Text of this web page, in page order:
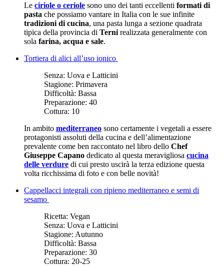
Le ciriole o ceriole sono uno dei tanti eccellenti formati di
pasta che possiamo vantare in Italia con le sue infinite
tradizioni di cucina, una pasta lunga a sezione quadrata
tipica della provincia di Terni realizzata generalmente con
sola farina, acqua e sale.
Tortiera di alici all’uso ionico
Senza: Uova e Latticini
Stagione: Primavera
Difficoltà: Bassa
Preparazione: 40
Cottura: 10
In ambito mediterraneo sono certamente i vegetali a essere
protagonisti assoluti della cucina e dell’alimentazione
prevalente come ben raccontato nel libro dello Chef
Giuseppe Capano dedicato al questa meravigliosa cucina
delle verdure di cui presto uscirà la terza edizione questa
volta ricchissima di foto e con belle novità!
Cappellacci integrali con ripieno mediterraneo e semi di
sesamo
Ricetta: Vegan
Senza: Uova e Latticini
Stagione: Autunno
Difficoltà: Bassa
Preparazione: 30
Cottura: 20-25